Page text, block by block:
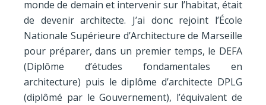
monde de demain et intervenir sur l’habitat, était
de devenir architecte. J’ai donc rejoint l’École
Nationale Supérieure d’Architecture de Marseille
pour préparer, dans un premier temps, le DEFA
(Diplôme d’études fondamentales en
architecture) puis le diplôme d’architecte DPLG
(diplômé par le Gouvernement), l’équivalent de